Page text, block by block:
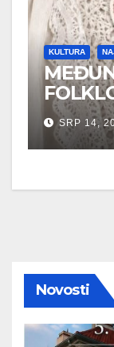
KULTURA
SRP 14,
Novosti